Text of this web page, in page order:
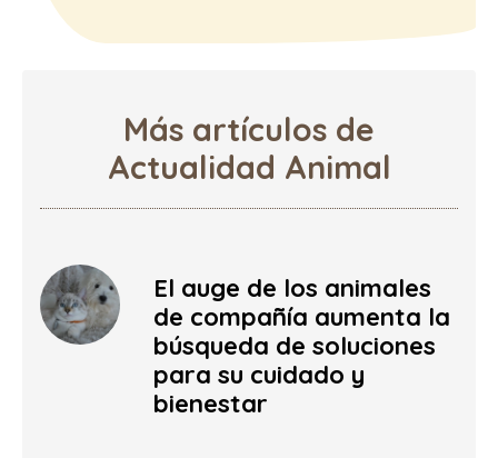
Más artículos de
Actualidad Animal
El auge de los animales
de compañía aumenta la
búsqueda de soluciones
para su cuidado y
bienestar